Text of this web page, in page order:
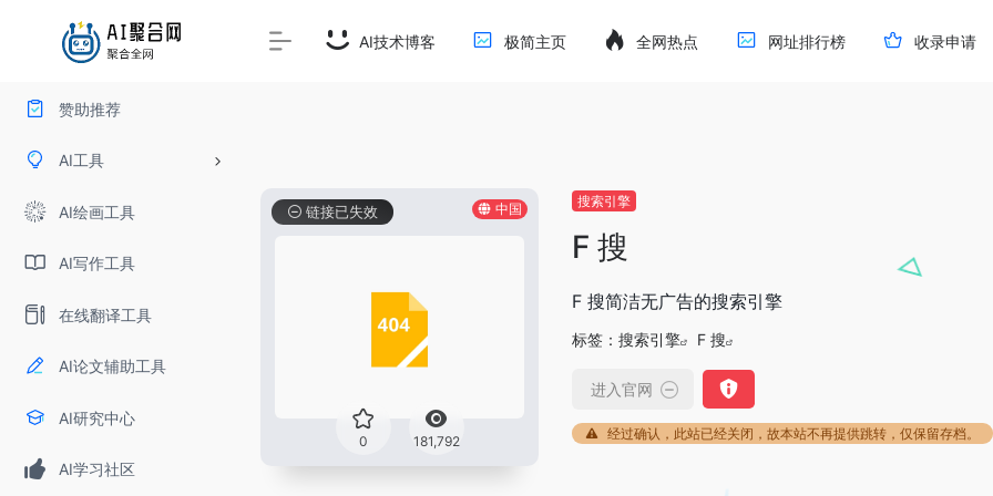
赞助推荐
AI工具
AI绘画工具
AI写作工具
在线翻译工具
AI论文辅助工具
AI研究中心
AI学习社区
AI技术博客 极简主页 全网热点 网址排行榜 收录申请
中国
0 181,792
链接已失效
搜索引擎
F 搜
F 搜简洁无广告的搜索引擎
标签： 搜索引擎 F 搜
进入官网
经过确认，此站已经关闭，故本站不再提供跳转，仅保留存档。